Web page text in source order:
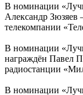
В номинации
Александр Зюзяев
телекомпании
В номинации
награждён Павел
радиостанции
В номинации